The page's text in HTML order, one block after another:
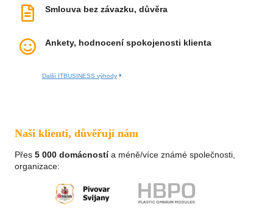
Smlouva bez závazku, důvěra
Ankety, hodnocení spokojenosti klienta
Další ITBUSINESS výhody
Naši klienti, důvěřují nám
Přes 5 000 domácnostía méně/více známé společnosti,
organizace: